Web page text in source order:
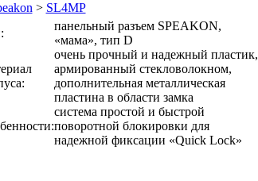
> SL4MP
панельный разъем SPEAKON,
«мама», тип D
очень прочный и надежный пластик,
армированный стекловолокном,
дополнительная металлическая
пластина в области замка
система простой и быстрой
поворотной блокировки для
надежной фиксации «Quick Lock»